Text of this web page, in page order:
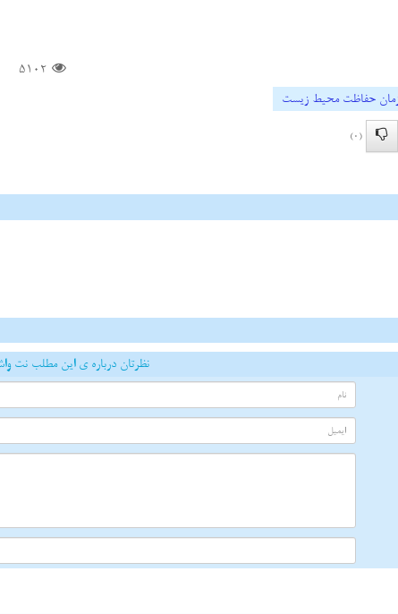
5102
حفاظت محیط زیست
(0)
نظرتان درباره ی این مطلب نت